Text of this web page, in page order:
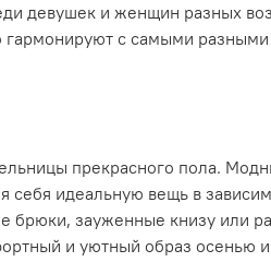
девушек и женщин разных
с самыми
прекрасного пола.
идеальную вещь в
брюки, зауженные книзу или
и уютный образ осенью